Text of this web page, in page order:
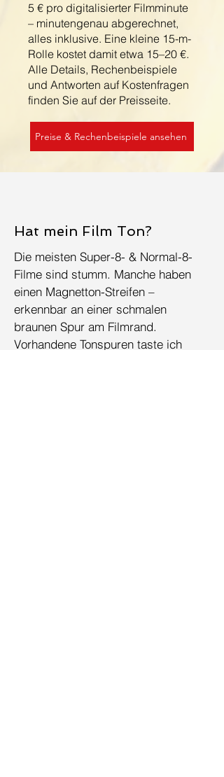
5 € pro digitalisierter Filmminute
– minutengenau abgerechnet,
alles inklusive. Eine kleine 15-m-
Rolle kostet damit etwa 15–20 €.
Alle Details, Rechenbeispiele
und Antworten auf Kostenfragen
finden Sie auf der Preisseite.
Preise & Rechenbeispiele ansehen
Hat mein Film Ton?
Die meisten Super-8- & Normal-8-
Filme sind stumm. Manche haben
einen Magnetton-Streifen –
erkennbar an einer schmalen
braunen Spur am Filmrand.
Vorhandene Tonspuren taste ich